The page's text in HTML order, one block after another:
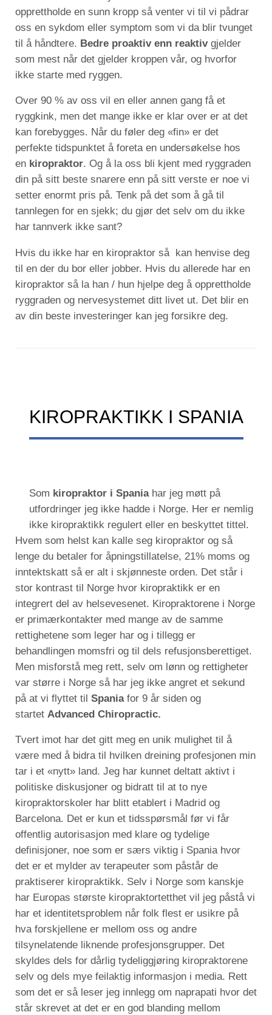
opprettholde en sunn kropp så venter vi til vi pådrar
oss en sykdom eller symptom som vi da blir tvunget
til å håndtere. Bedre proaktiv enn reaktivgjelder
som mest når det gjelder kroppen vår, og hvorfor
ikke starte med ryggen.
Over 90 % av oss vil en eller annen gang få et
ryggkink, men det mange ikke er klar over er at det
kan forebygges. Når du føler deg «fin» er det
perfekte tidspunktet å foreta en undersøkelse hos
en kiropraktor. Og å la oss bli kjent med ryggraden
din på sitt beste snarere enn på sitt verste er noe vi
setter enormt pris på. Tenk på det som å gå til
tannlegen for en sjekk; du gjør det selv om du ikke
har tannverk ikke sant?
Hvis du ikke har en kiropraktor så kan henvise deg
til en der du bor eller jobber. Hvis du allerede har en
kiropraktor så la han / hun hjelpe deg å opprettholde
ryggraden og nervesystemet ditt livet ut. Det blir en
av din beste investeringer kan jeg forsikre deg.
KIROPRAKTIKK I SPANIA
Som kiropraktor i Spaniahar jeg møtt på
utfordringer jeg ikke hadde i Norge. Her er nemlig
ikke kiropraktikk regulert eller en beskyttet tittel.
Hvem som helst kan kalle seg kiropraktor og så
lenge du betaler for åpningstillatelse, 21% moms og
inntektskatt så er alt i skjønneste orden. Det står i
stor kontrast til Norge hvor kiropraktikk er en
integrert del av helsevesenet. Kiropraktorene i Norge
er primærkontakter med mange av de samme
rettighetene som leger har og i tillegg er
behandlingen momsfri og til dels refusjonsberettiget.
Men misforstå meg rett, selv om lønn og rettigheter
var større i Norge så har jeg ikke angret et sekund
på at vi flyttet til Spania for 9 år siden og
startet Advanced Chiropractic.
Tvert imot har det gitt meg en unik mulighet til å
være med å bidra til hvilken dreining profesjonen min
tar i et «nytt» land. Jeg har kunnet deltatt aktivt i
politiske diskusjoner og bidratt til at to nye
kiropraktorskoler har blitt etablert i Madrid og
Barcelona. Det er kun et tidsspørsmål før vi får
offentlig autorisasjon med klare og tydelige
definisjoner, noe som er særs viktig i Spania hvor
det er et mylder av terapeuter som påstår de
praktiserer kiropraktikk. Selv i Norge som kanskje
har Europas største kiropraktortetthet vil jeg påstå vi
har et identitetsproblem når folk flest er usikre på
hva forskjellene er mellom oss og andre
tilsynelatende liknende profesjonsgrupper. Det
skyldes dels for dårlig tydeliggjøring kiropraktorene
selv og dels mye feilaktig informasjon i media. Rett
som det er så leser jeg innlegg om naprapati hvor det
står skrevet at det er en god blanding mellom